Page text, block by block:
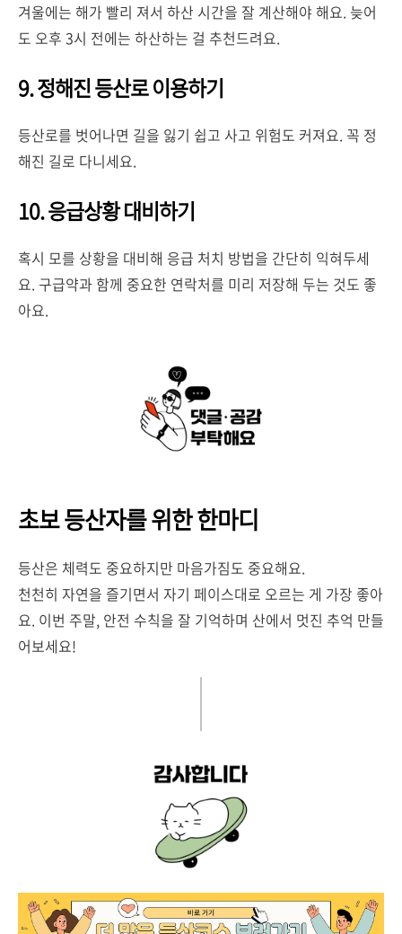
겨울에는 해가 빨리 져서 하산 시간을 잘 계산해야 해요. 늦어
도 오후 3시 전에는 하산하는 걸 추천드려요.
9. 정해진 등산로 이용하기
등산로를 벗어나면 길을 잃기 쉽고 사고 위험도 커져요. 꼭 정
해진 길로 다니세요.
10. 응급상황 대비하기
혹시 모를 상황을 대비해 응급 처치 방법을 간단히 익혀두세
요. 구급약과 함께 중요한 연락처를 미리 저장해 두는 것도 좋
아요.
초보 등산자를 위한 한마디
등산은 체력도 중요하지만 마음가짐도 중요해요.
천천히 자연을 즐기면서 자기 페이스대로 오르는 게 가장 좋아
요. 이번 주말, 안전 수칙을 잘 기억하며 산에서 멋진 추억 만들
어보세요!